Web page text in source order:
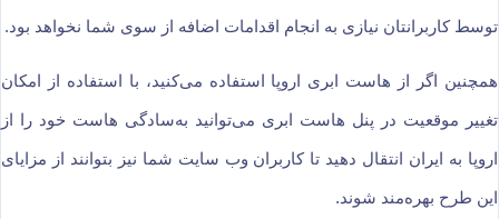
توسط کاربرانتان نیازی به انجام اقدامات اضافه از سوی شما نخواهد بود.
همچنین اگر از هاست ابری اروپا استفاده می‌کنید، با استفاده از امکان
تغییر موقعیت در پنل هاست ابری می‌توانید به‌سادگی هاست خود را از
اروپا به ایران انتقال دهید تا کاربران وب سایت شما نیز بتوانند از مزایای
این طرح بهره‌مند شوند.